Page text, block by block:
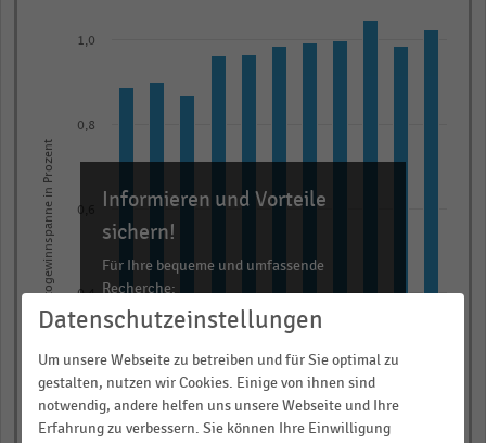
chart
has
axis
displaying
categories.
11
categories.
The
Bruttogewinnspanne in Prozent
0,2
0,4
0,6
0,8
1,0
Informieren und Vorteile
sichern!
Für Ihre bequeme und umfassende
Recherche:
Über 300.000 Daten und Kennzahlen
Rund 25.000 Statistiken
Download als Excel, PNG, PDF
… und vieles mehr!
Datenschutzeinstellungen
Um unsere Webseite zu betreiben und für Sie optimal zu
gestalten, nutzen wir Cookies. Einige von ihnen sind
notwendig, andere helfen uns unsere Webseite und Ihre
Erfahrung zu verbessern. Sie können Ihre Einwilligung